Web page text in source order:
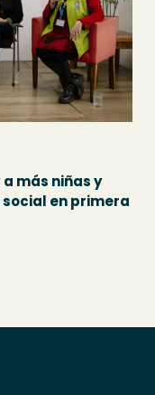
más niñas y
en primera